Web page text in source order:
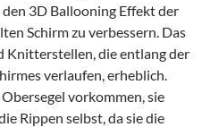
3D Ballooning Effekt der
Schirm zu verbessern. Das
Knitterstellen, die entlang der
verlaufen, erheblich.
vorkommen, sie
Rippen selbst, da sie die